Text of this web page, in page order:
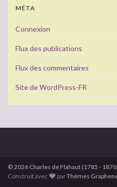
MÉTA
Connexion
Flux des publications
Flux des commentaires
Site de WordPress-FR
© 2026 Charles de Flahaut (1785 -
Construit avec
parThèmes